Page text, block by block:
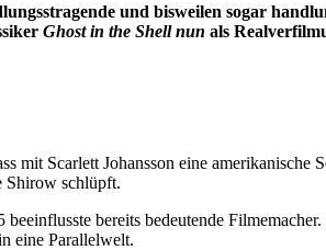
und bisweilen sogar
Ghost in the Shell nun als
Scarlett Johansson eine
Shirow schlüpft.
bereits bedeutende
eine Parallelwelt.